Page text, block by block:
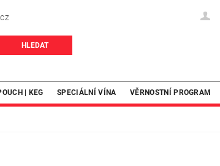
| KEG SPECIÁLNÍ VÍNA VĚRNOSTNÍ PROGRAM